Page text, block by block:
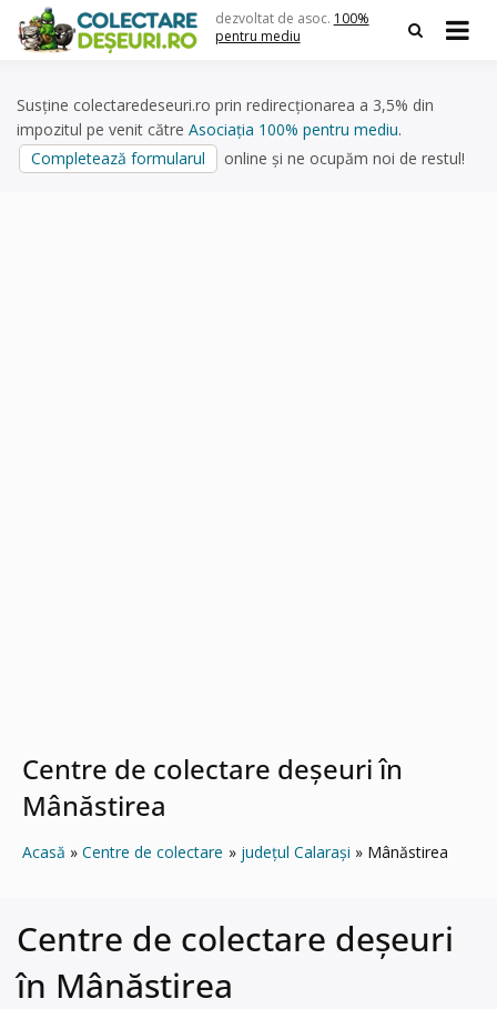
content
dezvoltat de asoc. 100%
pentru mediu
Susține colectaredeseuri.ro prin redirecționarea a 3,5% din
impozitul pe venit către Asociația 100% pentru mediu.
Completează formularul
online și ne ocupăm noi de restul!
Centre de colectare deșeuri în
Mânăstirea
Acasă Centre de colectare județul Calarași Mânăstirea
Centre de colectare deșeuri
în Mânăstirea